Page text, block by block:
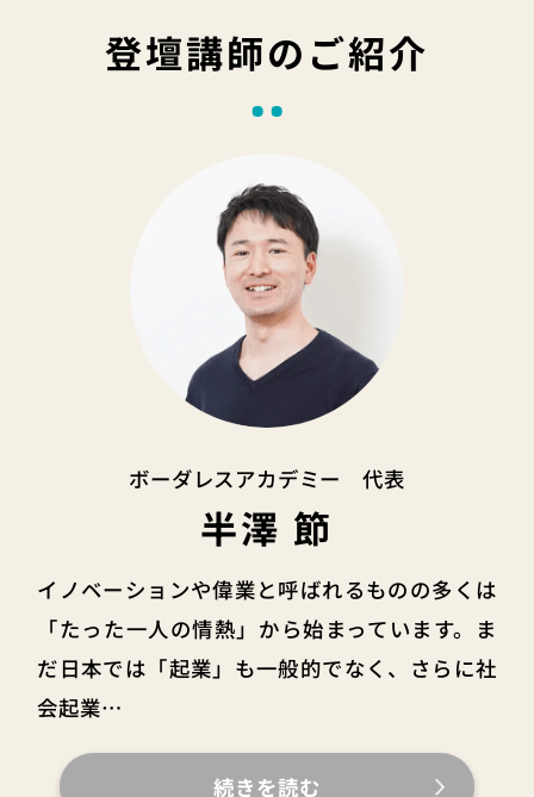
登壇講師のご紹介
ボーダレスアカデミー 代表
半澤 節
イノベーションや偉業と呼ばれるものの多くは
「たった一人の情熱」から始まっています。ま
だ日本では「起業」も一般的でなく、さらに社
会起業…
続きを読む